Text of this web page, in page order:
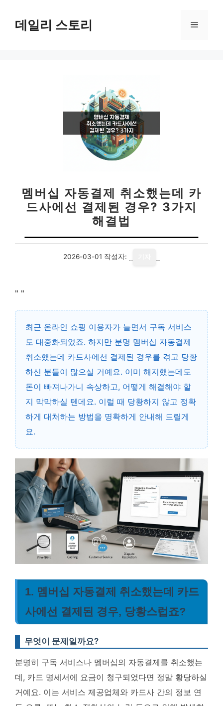
데일리 스토리 메
멤버십 자동결제 취소했는데 카
드사에선 결제된 경우? 3가지
해결법
2026-03-01 작성자:
" "
최근 온라인 쇼핑 이용자가 늘면서 구독 서비스
도 대중화되었죠. 하지만 분명 멤버십 자동결제
취소했는데 카드사에선 결제된 경우를 겪고 당황
하신 분들이 많으실 거예요. 이미 해지했는데도
돈이 빠져나가니 속상하고, 어떻게 해결해야 할
지 막막하실 텐데요. 이럴 때 당황하지 않고 정확
하게 대처하는 방법을 명확하게 안내해 드릴게
요.
1. 멤버십 자동결제 취소했는데 카드
사에선 결제된 경우, 당황스럽죠?
무엇이 문제일까요?
분명히 구독 서비스나 멤버십의 자동결제를 취소했는
데, 카드 명세서에 요금이 청구되었다면 정말 황당하실
거예요. 이는 서비스 제공업체와 카드사 간의 정보 연